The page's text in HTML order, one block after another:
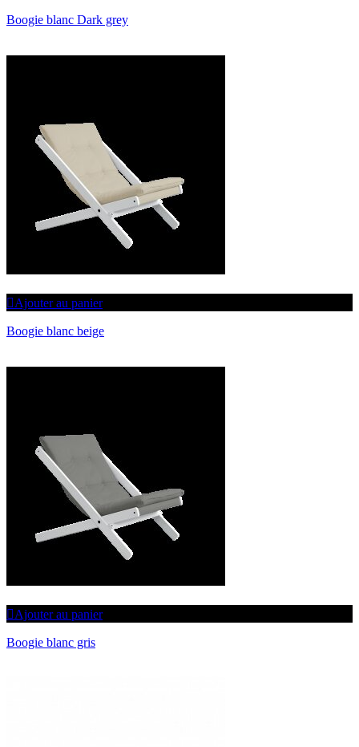
Boogie blanc Dark grey
Ajouter au panier
Boogie blanc beige
Ajouter au panier
Boogie blanc gris